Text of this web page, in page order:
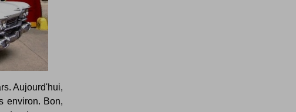
Aujourd'hui,
environ. Bon,